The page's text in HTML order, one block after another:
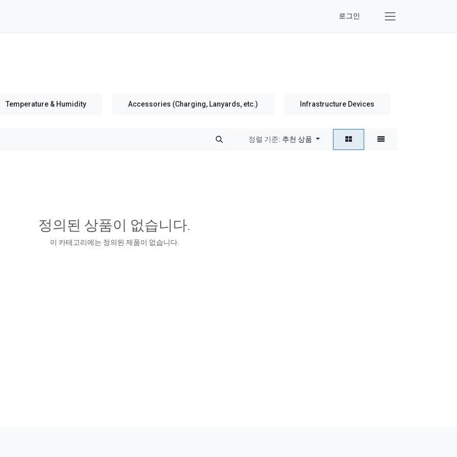
로그인
Temperature & Humidity Accessories (Charging, Lanyards, etc.) Infrastructure Devices
정렬 기준: 추천 상품
정의된 상품이 없습니다.
이 카테고리에는 정의된 제품이 없습니다.